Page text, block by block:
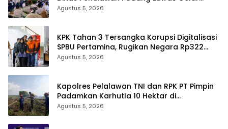
Pelatihan OSIS SMP se-Kabupaten Padang
Agustus 5, 2026
KPK Tahan 3 Tersangka Korupsi Digitalisasi
SPBU Pertamina, Rugikan Negara Rp322
Miliar
Agustus 5, 2026
Kapolres Pelalawan TNI dan RPK PT Pimpin
Padamkan Karhutla 10 Hektar di
Kerumutan, Water Bombing Diterjunkan
Agustus 5, 2026